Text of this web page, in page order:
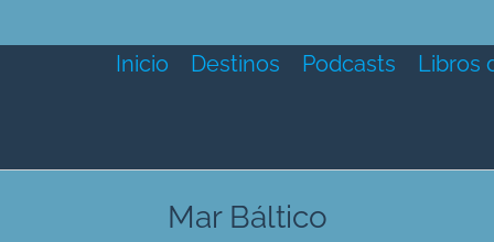
Inicio Destinos Podcasts Libros
Mar Báltico